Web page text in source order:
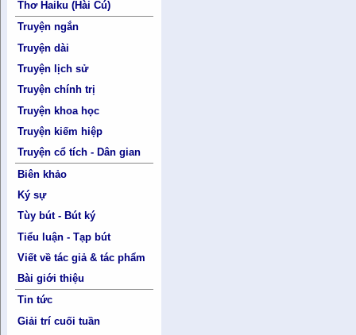
Thơ Haiku (Hài Cú)
Truyện ngắn
Truyện dài
Truyện lịch sử
Truyện chính trị
Truyện khoa học
Truyện kiếm hiệp
Truyện cổ tích - Dân gian
Biên khảo
Ký sự
Tùy bút - Bút ký
Tiểu luận - Tạp bút
Viết về tác giả & tác phẩm
Bài giới thiệu
Tin tức
Giải trí cuối tuần